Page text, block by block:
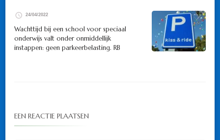
24/04/2022
Wachttijd bij een school voor speciaal
onderwijs valt onder onmiddellijk
instappen: geen parkeerbelasting. RB
EEN REACTIE PLAATSEN